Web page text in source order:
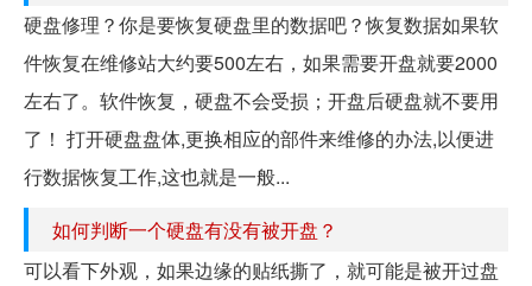
硬盘修理？你是要恢复硬盘里的数据吧？恢复数据如果软
件恢复在维修站大约要500左右，如果需要开盘就要2000
左右了。软件恢复，硬盘不会受损；开盘后硬盘就不要用
了！ 打开硬盘盘体,更换相应的部件来维修的办法,以便进
行数据恢复工作,这也就是一般...
如何判断一个硬盘有没有被开盘？
可以看下外观，如果边缘的贴纸撕了，就可能是被开过盘